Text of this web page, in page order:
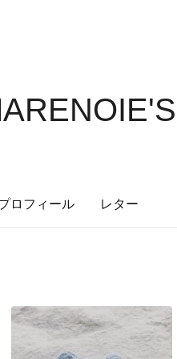
ロフィール レター